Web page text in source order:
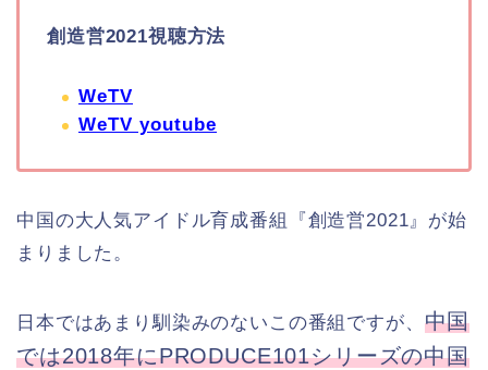
創造営2021視聴方法
WeTV
WeTV youtube
中国の大人気アイドル育成番組『創造営2021』が始
まりました。
日本ではあまり馴染みのないこの番組ですが、 中国
では2018年にPRODUCE101シリーズの中国